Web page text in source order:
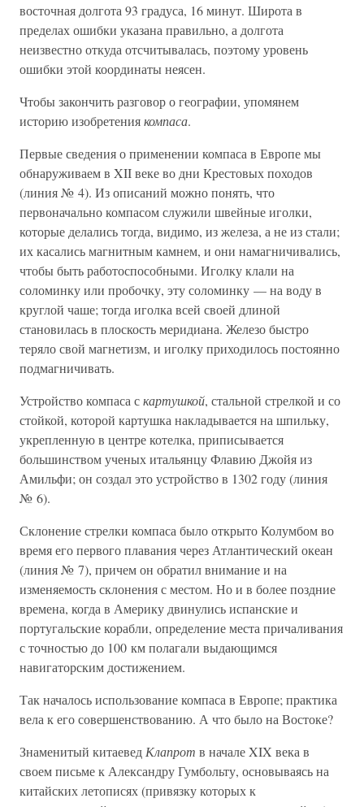
восточная долгота 93 градуса, 16 минут. Широта в
пределах ошибки указана правильно, а долгота
неизвестно откуда отсчитывалась, поэтому уровень
ошибки этой координаты неясен.
Чтобы закончить разговор о географии, упомянем
историю изобретениякомпаса.
Первые сведения о применении компаса в Европе мы
обнаруживаем в XII веке во дни Крестовых походов
(линия № 4). Из описаний можно понять, что
первоначально компасом служили швейные иголки,
которые делались тогда, видимо, из железа, а не из стали;
их касались магнитным камнем, и они намагничивались,
чтобы быть работоспособными. Иголку клали на
соломинку или пробочку, эту соломинку — на воду в
круглой чаше; тогда иголка всей своей длиной
становилась в плоскость меридиана. Железо быстро
теряло свой магнетизм, и иголку приходилось постоянно
подмагничивать.
Устройство компаса скартушкой, стальной стрелкой и со
стойкой, которой картушка накладывается на шпильку,
укрепленную в центре котелка, приписывается
большинством ученых итальянцу Флавию Джойя из
Амильфи; он создал это устройство в 1302 году (линия
№ 6).
Склонение стрелки компаса было открыто Колумбом во
время его первого плавания через Атлантический океан
(линия № 7), причем он обратил внимание и на
изменяемость склонения с местом. Но и в более поздние
времена, когда в Америку двинулись испанские и
португальские корабли, определение места причаливания
с точностью до 100 км полагали выдающимся
навигаторским достижением.
Так началось использование компаса в Европе; практика
вела к его совершенствованию. А что было на Востоке?
Знаменитый китаевед Клапрот в начале XIX века в
своем письме к Александру Гумбольту, основываясь на
китайских летописях (привязку которых к